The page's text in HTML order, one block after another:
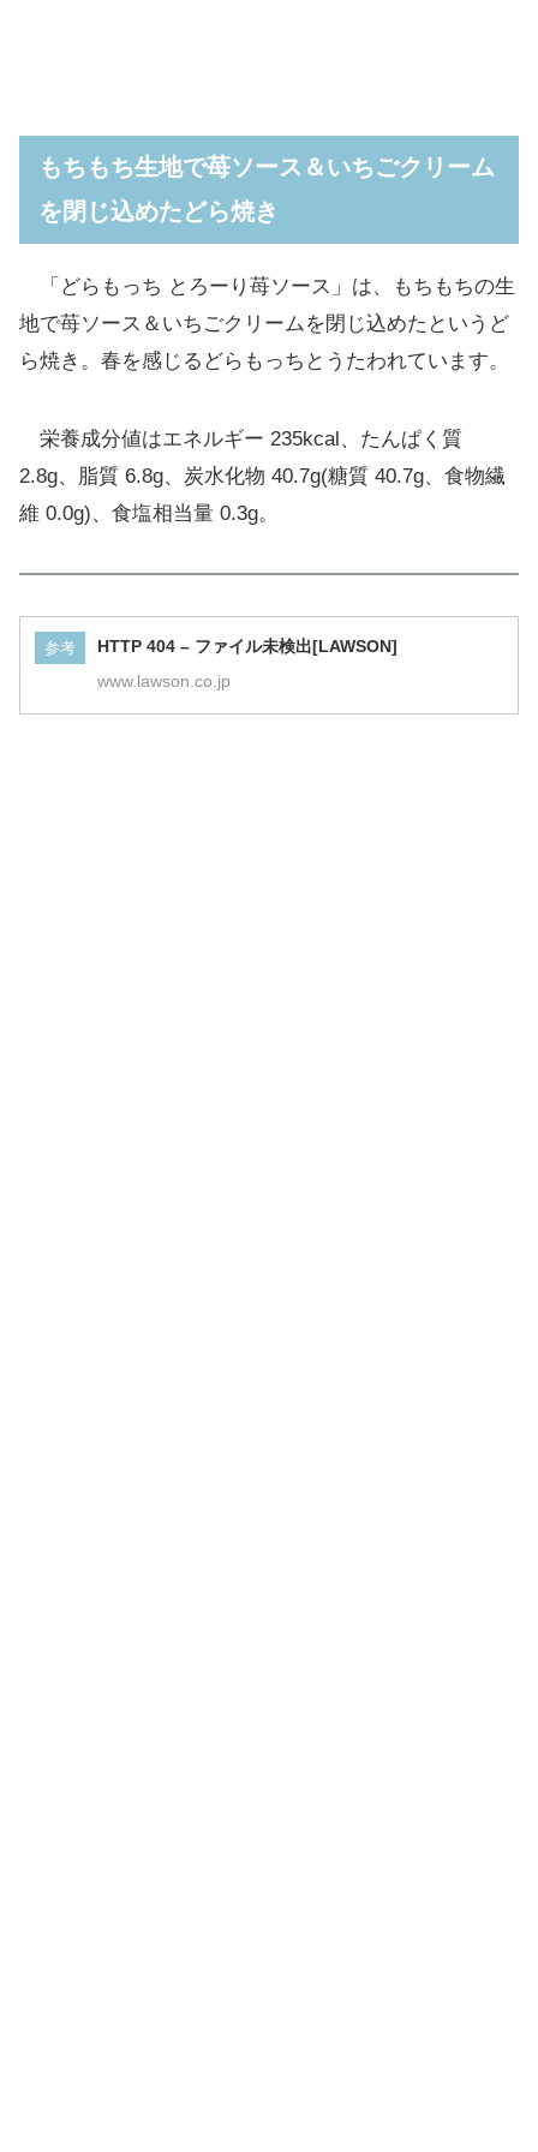
もちもち生地で苺ソース＆いちごクリーム
を閉じ込めたどら焼き
「どらもっち とろーり苺ソース」は、もちもちの生
地で苺ソース＆いちごクリームを閉じ込めたというど
ら焼き。春を感じるどらもっちとうたわれています。
栄養成分値はエネルギー 235kcal、たんぱく質
2.8g、脂質 6.8g、炭水化物 40.7g(糖質 40.7g、食物繊
維 0.0g)、食塩相当量 0.3g。
参考 HTTP 404 – ファイル未検出[LAWSON]
www.lawson.co.jp